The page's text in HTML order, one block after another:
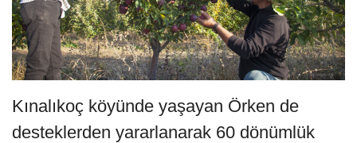
Kınalıkoç köyünde yaşayan Örken de
desteklerden yararlanarak 60 dönümlük